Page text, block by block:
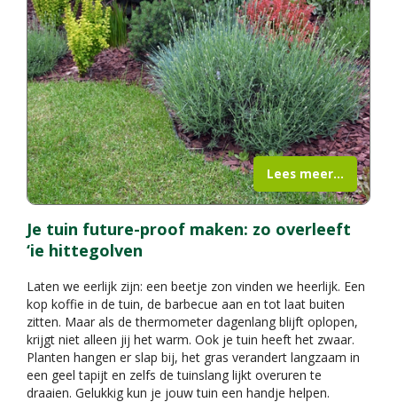
Je tuin future-proof maken: zo overleeft
‘ie hittegolven
Laten we eerlijk zijn: een beetje zon vinden we heerlijk. Een
kop koffie in de tuin, de barbecue aan en tot laat buiten
zitten. Maar als de thermometer dagenlang blijft oplopen,
krijgt niet alleen jij het warm. Ook je tuin heeft het zwaar.
Planten hangen er slap bij, het gras verandert langzaam in
een geel tapijt en zelfs de tuinslang lijkt overuren te
draaien. Gelukkig kun je jouw tuin een handje helpen.
Lees meer...